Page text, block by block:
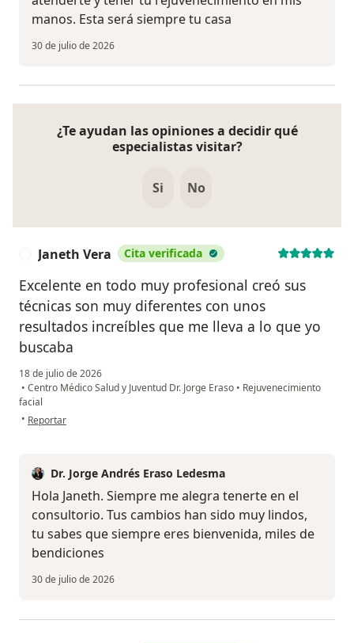
manos. Esta será siempre tu casa
30 de julio de 2026
¿Te ayudan las opiniones a decidir qué
especialistas visitar?
Si No
Janeth Vera Cita verificada
Excelente en todo muy profesional creó sus
técnicas son muy diferentes con unos
resultados increíbles que me lleva a lo que yo
buscaba
18 de julio de 2026
• Centro Médico Salud y Juventud Dr. Jorge Eraso • Rejuvenecimiento
facial
• en opinión del usuario Janeth Vera
Reportar
Dr. Jorge Andrés Eraso Ledesma
Hola Janeth. Siempre me alegra tenerte en el
consultorio. Tus cambios han sido muy lindos,
tu sabes que siempre eres bienvenida, miles de
bendiciones
30 de julio de 2026